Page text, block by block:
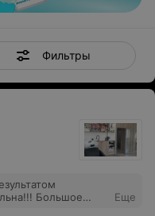
Фильтры
Большое
Еще